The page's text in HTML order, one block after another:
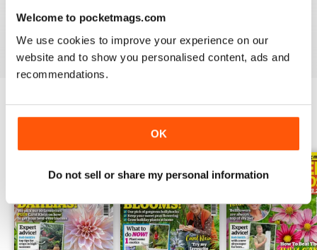
Welcome to pocketmags.com
We use cookies to improve your experience on our
website and to show you personalised content, ads and
recommendations.
OK
Do not sell or share my personal information
Written for gardeners who like to keep on top of their
subscription toGarden News magazine.